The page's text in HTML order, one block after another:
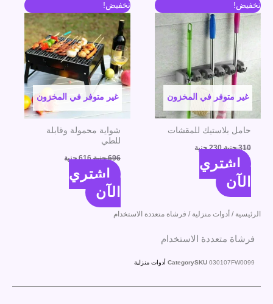
تخفيض!
غير متوفر في المخزون
حامل بلاستيك للمقشات
310 جنية
الأصلي
هو:
310 جنية.
230 جنية
الحالي
هو:
230 جنية.
اشتري
الآن
تخفيض!
غير متوفر في المخزون
شواية محمولة وقابلة
للطي
696 جنية
الأصلي
هو:
696 جنية.
616 جنية
الحالي
هو:
616 جنية.
اشتري
الآن
الرئيسية / أدوات منزلية / فرشاة متعددة الاستخدام
فرشاة متعددة الاستخدام
SKU 030107FW0099
Category أدوات منزلية